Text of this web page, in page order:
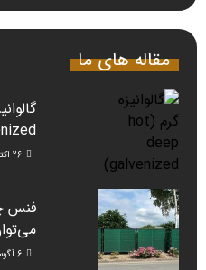
مقاله های ما
26 اکتبر 2017
فنس
نصب
6 آگوست 2026